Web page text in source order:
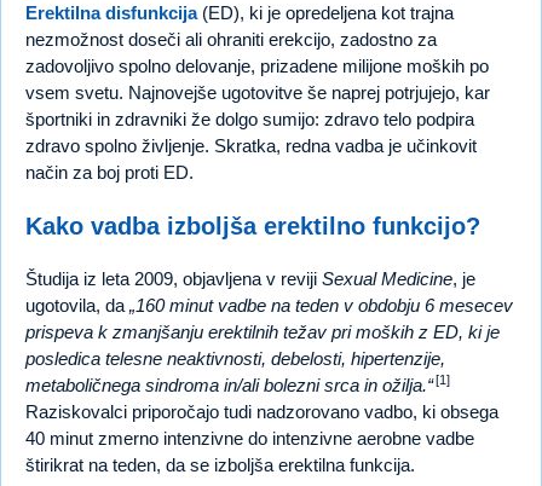
Erektilna disfunkcija(ED), ki je opredeljena kot trajna
nezmožnost doseči ali ohraniti erekcijo, zadostno za
zadovoljivo spolno delovanje, prizadene milijone moških po
vsem svetu. Najnovejše ugotovitve še naprej potrjujejo, kar
športniki in zdravniki že dolgo sumijo: zdravo telo podpira
zdravo spolno življenje. Skratka, redna vadba je učinkovit
način za boj proti ED.
Kako vadba izboljša erektilno funkcijo?
Študija iz leta 2009, objavljena v reviji Sexual Medicine, je
ugotovila, da 160 minut vadbe na teden v obdobju 6 mesecev
prispeva k zmanjšanju erektilnih težav pri moških z ED, ki je
posledica telesne neaktivnosti, debelosti, hipertenzije,
metaboličnega sindroma in/ali bolezni srca in ožilja.
[1]
Raziskovalci priporočajo tudi nadzorovano vadbo, ki obsega
40 minut zmerno intenzivne do intenzivne aerobne vadbe
štirikrat na teden, da se izboljša erektilna funkcija.